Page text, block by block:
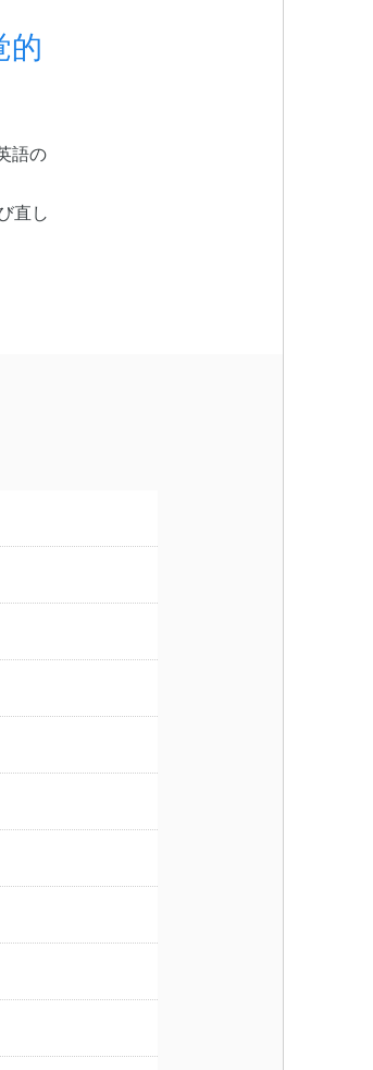
的
語の
直し